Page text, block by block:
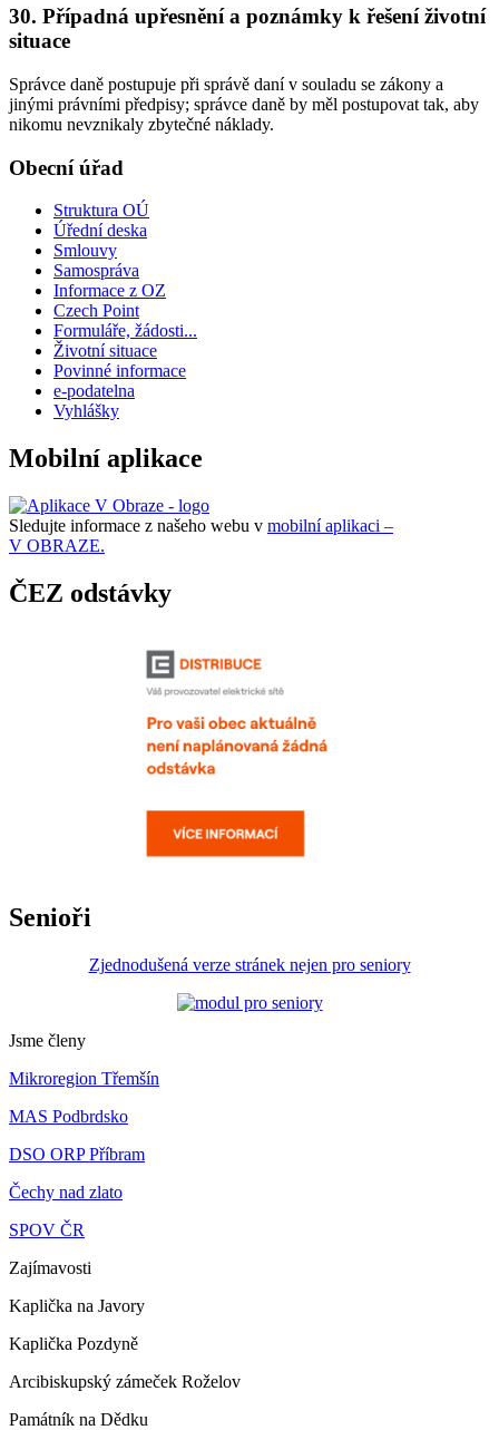
30. Případná upřesnění a poznámky k řešení životní
situace
Správce daně postupuje při správě daní v souladu se zákony a
jinými právními předpisy; správce daně by měl postupovat tak, aby
nikomu nevznikaly zbytečné náklady.
Obecní úřad
Struktura OÚ
Úřední deska
Smlouvy
Samospráva
Informace z OZ
Czech Point
Formuláře, žádosti...
Životní situace
Povinné informace
e-podatelna
Vyhlášky
Mobilní aplikace
Sledujte informace z našeho webu v mobilní aplikaci –
V OBRAZE.
ČEZ odstávky
Senioři
Zjednodušená verze stránek nejen pro seniory
Jsme členy
Mikroregion Třemšín
MAS Podbrdsko
DSO ORP Příbram
Čechy nad zlato
SPOV ČR
Zajímavosti
Kaplička na Javory
Kaplička Pozdyně
Arcibiskupský zámeček Roželov
Památník na Dědku